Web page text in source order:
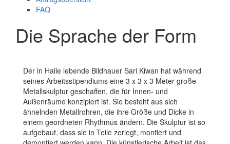
FAQ
Die Sprache der Form
Der in Halle lebende Bildhauer Sari Kiwan hat während
seines Arbeitsstipendiums eine 3 x 3 x 3 Meter große
Metallskulptur geschaffen, die für Innen- und
Außenräume konzipiert ist. Sie besteht aus sich
ähnelnden Metallrohren, die ihre Größe und Dicke in
einem geordneten Rhythmus ändern. Die Skulptur ist so
aufgebaut, dass sie in Teile zerlegt, montiert und